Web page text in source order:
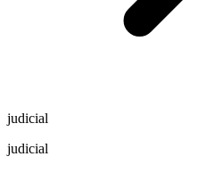
judicial
judicial